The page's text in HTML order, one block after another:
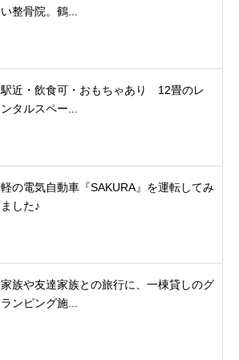
い整骨院。鶴...
駅近・飲食可・おもちゃあり 12畳のレ
ンタルスペー...
軽の電気自動車『SAKURA』を運転してみ
ました♪
家族や友達家族との旅行に、一棟貸しのグ
ランピング施...